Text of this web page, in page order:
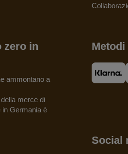
zero in
ammontano a
merce di
in Germania è
Social